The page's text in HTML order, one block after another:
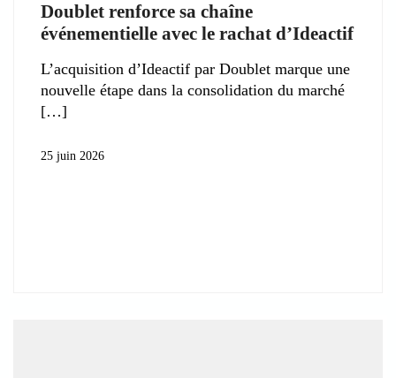
Doublet renforce sa chaîne
événementielle avec le rachat d’Ideactif
L’acquisition d’Ideactif par Doublet marque une
nouvelle étape dans la consolidation du marché
25 juin 2026